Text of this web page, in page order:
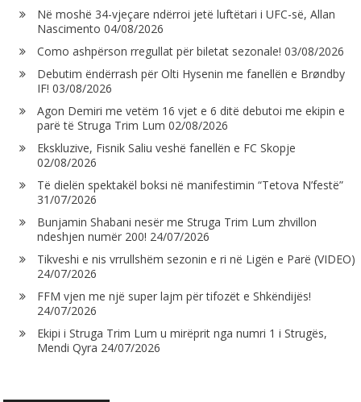
Në moshë 34-vjeçare ndërroi jetë luftëtari i UFC-së, Allan
Nascimento 04/08/2026
Como ashpërson rregullat për biletat sezonale! 03/08/2026
Debutim ëndërrash për Olti Hysenin me fanellën e Brøndby
IF! 03/08/2026
Agon Demiri me vetëm 16 vjet e 6 ditë debutoi me ekipin e
parë të Struga Trim Lum 02/08/2026
Ekskluzive, Fisnik Saliu veshë fanellën e FC Skopje
02/08/2026
Të dielën spektakël boksi në manifestimin “Tetova N’festë”
31/07/2026
Bunjamin Shabani nesër me Struga Trim Lum zhvillon
ndeshjen numër 200! 24/07/2026
Tikveshi e nis vrrullshëm sezonin e ri në Ligën e Parë (VIDEO)
24/07/2026
FFM vjen me një super lajm për tifozët e Shkëndijës!
24/07/2026
Ekipi i Struga Trim Lum u mirëprit nga numri 1 i Strugës,
Mendi Qyra 24/07/2026